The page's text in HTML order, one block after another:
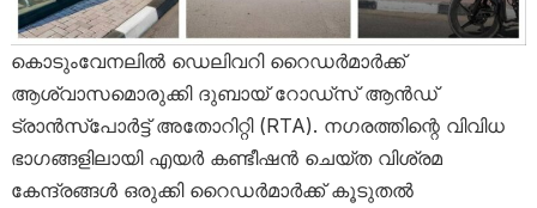
കൊടുംവേനലിൽ ഡെലിവറി റൈഡർമാർക്ക്
ആശ്വാസമൊരുക്കി ദുബായ് റോഡ്സ് ആൻഡ്
ട്രാൻസ്‌പോർട്ട് അതോറിറ്റി (RTA). നഗരത്തിന്റെ വിവിധ
ഭാഗങ്ങളിലായി എയർ കണ്ടീഷൻ ചെയ്ത വിശ്രമ
കേന്ദ്രങ്ങൾ ഒരുക്കി റൈഡർമാർക്ക് കൂടുതൽ